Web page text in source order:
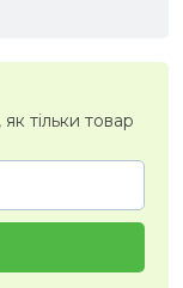
тільки товар